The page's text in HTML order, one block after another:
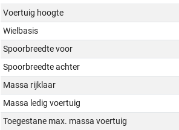
Voertuig hoogte
Wielbasis
Spoorbreedte voor
Spoorbreedte achter
Massa rijklaar
Massa ledig voertuig
Toegestane max. massa voertuig